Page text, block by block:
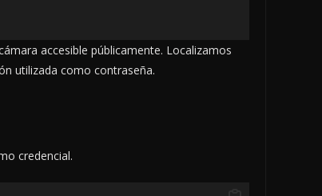
accesible públicamente. Localizamos
utilizada como contraseña.
credencial.